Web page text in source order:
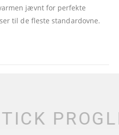
jævnt for perfekte
til de fleste standardovne.